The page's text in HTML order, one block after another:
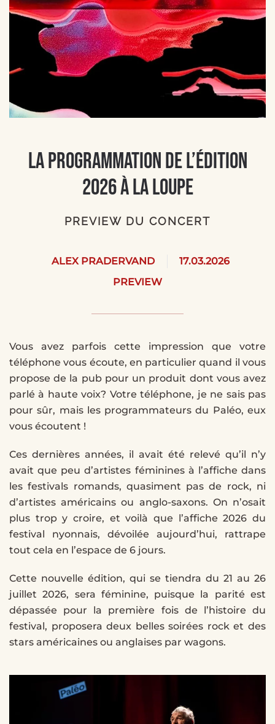
La programmation de l’édition
2026 à la loupe
PREVIEW DU CONCERT
ALEX PRADERVAND
17.03.2026
PREVIEW
Vous avez parfois cette impression que votre
téléphone vous écoute, en particulier quand il vous
propose de la pub pour un produit dont vous avez
parlé à haute voix? Votre téléphone, je ne sais pas
pour sûr, mais les programmateurs du Paléo, eux
vous écoutent !
Ces dernières années, il avait été relevé qu’il n’y
avait que peu d’artistes féminines à l’affiche dans
les festivals romands, quasiment pas de rock, ni
d’artistes américains ou anglo-saxons. On n’osait
plus trop y croire, et voilà que l’affiche 2026 du
festival nyonnais, dévoilée aujourd’hui, rattrape
tout cela en l’espace de 6 jours.
Cette nouvelle édition, qui se tiendra du 21 au 26
juillet 2026, sera féminine, puisque la parité est
dépassée pour la première fois de l’histoire du
festival, proposera deux belles soirées rock et des
stars américaines ou anglaises par wagons.